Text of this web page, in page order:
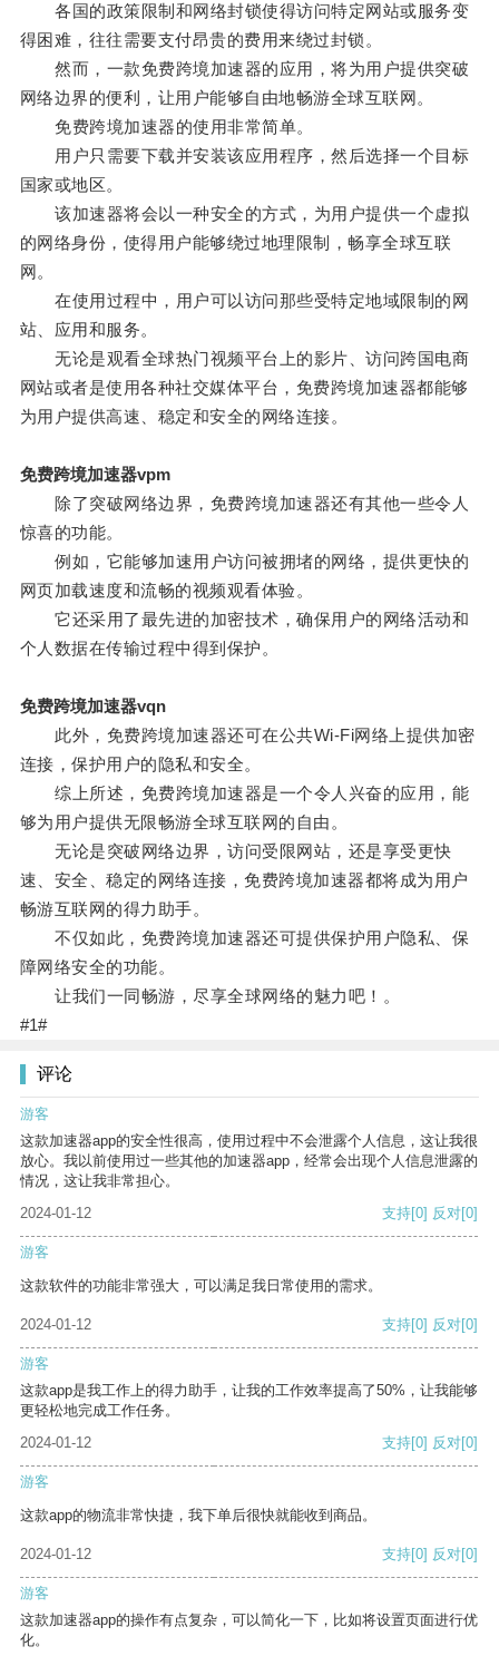
各国的政策限制和网络封锁使得访问特定网站或服务变
得困难，往往需要支付昂贵的费用来绕过封锁。
然而，一款免费跨境加速器的应用，将为用户提供突破
网络边界的便利，让用户能够自由地畅游全球互联网。
免费跨境加速器的使用非常简单。
用户只需要下载并安装该应用程序，然后选择一个目标
国家或地区。
该加速器将会以一种安全的方式，为用户提供一个虚拟
的网络身份，使得用户能够绕过地理限制，畅享全球互联
网。
在使用过程中，用户可以访问那些受特定地域限制的网
站、应用和服务。
无论是观看全球热门视频平台上的影片、访问跨国电商
网站或者是使用各种社交媒体平台，免费跨境加速器都能够
为用户提供高速、稳定和安全的网络连接。
免费跨境加速器vpm
除了突破网络边界，免费跨境加速器还有其他一些令人
惊喜的功能。
例如，它能够加速用户访问被拥堵的网络，提供更快的
网页加载速度和流畅的视频观看体验。
它还采用了最先进的加密技术，确保用户的网络活动和
个人数据在传输过程中得到保护。
免费跨境加速器vqn
此外，免费跨境加速器还可在公共Wi-Fi网络上提供加密
连接，保护用户的隐私和安全。
综上所述，免费跨境加速器是一个令人兴奋的应用，能
够为用户提供无限畅游全球互联网的自由。
无论是突破网络边界，访问受限网站，还是享受更快
速、安全、稳定的网络连接，免费跨境加速器都将成为用户
畅游互联网的得力助手。
不仅如此，免费跨境加速器还可提供保护用户隐私、保
障网络安全的功能。
让我们一同畅游，尽享全球网络的魅力吧！。
#1#
评论
游客
这款加速器app的安全性很高，使用过程中不会泄露个人信息，这让我很
放心。我以前使用过一些其他的加速器app，经常会出现个人信息泄露的
情况，这让我非常担心。
2024-01-12
支持[0] 反对[0]
游客
这款软件的功能非常强大，可以满足我日常使用的需求。
2024-01-12 支持[0] 反对[0]
游客
这款app是我工作上的得力助手，让我的工作效率提高了50%，让我能够
更轻松地完成工作任务。
2024-01-12
支持[0] 反对[0]
游客
这款app的物流非常快捷，我下单后很快就能收到商品。
2024-01-12 支持[0] 反对[0]
游客
这款加速器app的操作有点复杂，可以简化一下，比如将设置页面进行优
化。